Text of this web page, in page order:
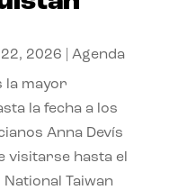
2026 Agenda
la mayor
la fecha a los
Anna Devís
visitarse hasta el
Taiwan